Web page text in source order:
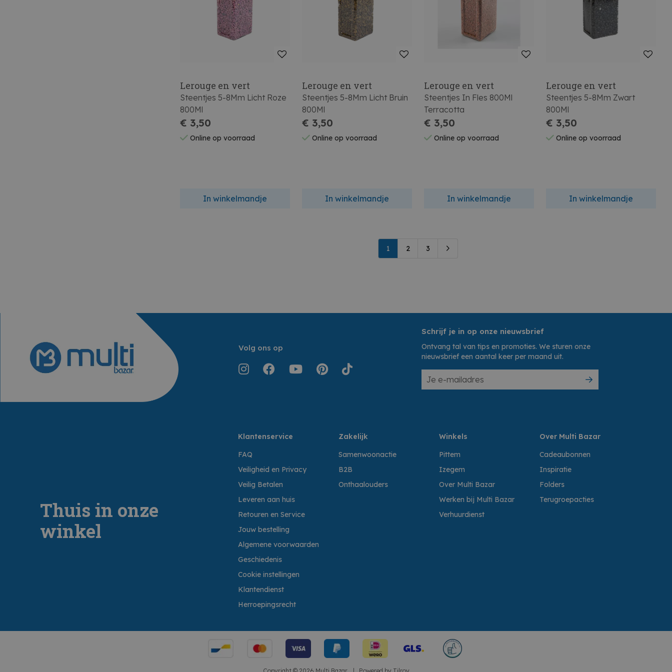
Lerouge en vert
Steentjes 5-8Mm Licht Roze
800Ml
€ 3,50
Online op voorraad
In winkelmandje
Lerouge en vert
Steentjes 5-8Mm Licht Bruin
800Ml
€ 3,50
Online op voorraad
In winkelmandje
Lerouge en vert
Steentjes In Fles 800Ml
Terracotta
€ 3,50
Online op voorraad
In winkelmandje
Lerouge en vert
Steentjes 5-8Mm Zwart
800Ml
€ 3,50
Online op voorraad
In winkelmandje
1 2 3
Volg ons op
Schrijf je in op onze nieuwsbrief
Ontvang tal van tips en promoties. We sturen onze
nieuwsbrief een aantal keer per maand uit.
Thuis in onze
winkel
Klantenservice
FAQ
Veiligheid en Privacy
Veilig Betalen
Leveren aan huis
Retouren en Service
Jouw bestelling
Algemene voorwaarden
Geschiedenis
Cookie instellingen
Klantendienst
Herroepingsrecht
Zakelijk
Samenwoonactie
B2B
Onthaalouders
Winkels
Pittem
Izegem
Over Multi Bazar
Werken bij Multi Bazar
Verhuurdienst
Over Multi Bazar
Cadeaubonnen
Inspiratie
Folders
Terugroepacties